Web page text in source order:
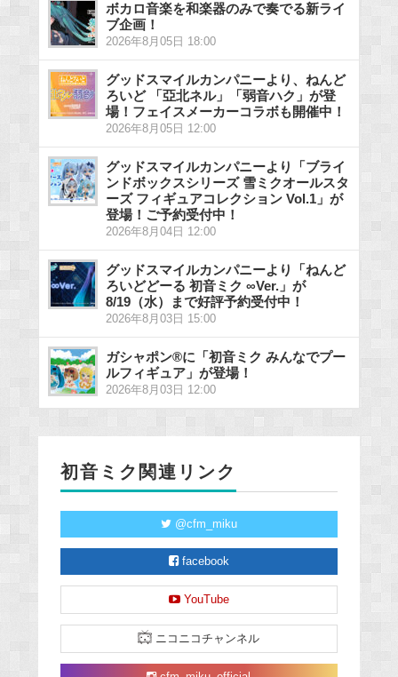
ボカロ音楽を和楽器のみで奏でる新ライ
ブ企画！
2026年8月05日 18:00
グッドスマイルカンパニーより、ねんど
ろいど 「亞北ネル」「弱音ハク」が登
場！フェイスメーカーコラボも開催中！
2026年8月05日 12:00
グッドスマイルカンパニーより「ブライ
ンドボックスシリーズ 雪ミクオールスタ
ーズ フィギュアコレクション Vol.1」が
登場！ご予約受付中！
2026年8月04日 12:00
グッドスマイルカンパニーより「ねんど
ろいどどーる 初音ミク ∞Ver.」が
8/19（水）まで好評予約受付中！
2026年8月03日 15:00
ガシャポン®に「初音ミク みんなでプー
ルフィギュア」が登場！
2026年8月03日 12:00
初音ミク関連リンク
@cfm_miku
facebook
YouTube
ニコニコチャンネル